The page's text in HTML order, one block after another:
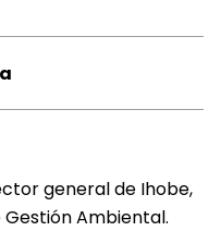
general de Ihobe,
Gestión Ambiental.